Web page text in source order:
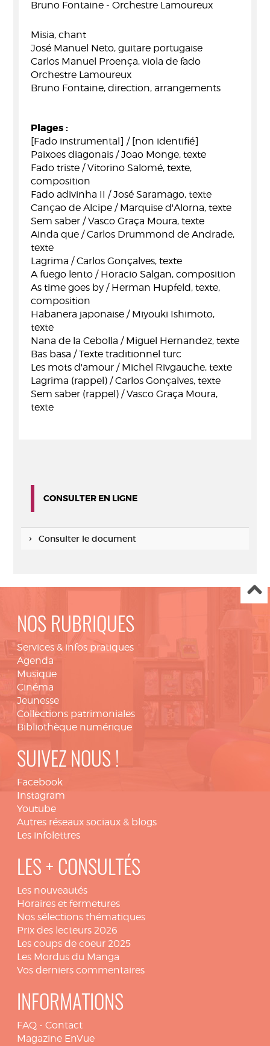
Bruno Fontaine - Orchestre Lamoureux
Misia, chant
José Manuel Neto, guitare portugaise
Carlos Manuel Proença, viola de fado
Orchestre Lamoureux
Bruno Fontaine, direction, arrangements
Plages :
[Fado instrumental] / [non identifié]
Paixoes diagonais / Joao Monge, texte
Fado triste / Vitorino Salomé, texte,
composition
Fado adivinha II / José Saramago, texte
Cançao de Alcipe / Marquise d'Alorna, texte
Sem saber / Vasco Graça Moura, texte
Ainda que / Carlos Drummond de Andrade,
texte
Lagrima / Carlos Gonçalves, texte
A fuego lento / Horacio Salgan, composition
As time goes by / Herman Hupfeld, texte,
composition
Habanera japonaise / Miyouki Ishimoto,
texte
Nana de la Cebolla / Miguel Hernandez, texte
Bas basa / Texte traditionnel turc
Les mots d'amour / Michel Rivgauche, texte
Lagrima (rappel) / Carlos Gonçalves, texte
Sem saber (rappel) / Vasco Graça Moura,
texte
CONSULTER EN LIGNE
Consulter le document
NOS RUBRIQUES
Services & infos pratiques
Agenda
Musique
Cinéma
Jeunesse
Collections patrimoniales
Bibliothèque numérique
SUIVEZ NOUS !
Facebook
Instagram
Youtube
Autres réseaux sociaux & blogs
Les infolettres
LES + CONSULTÉS
Les nouveautés
Horaires et fermetures
Nos sélections thématiques
Prix des lecteurs 2026
Les coups de coeur 2025
Les Mordus du Manga
Vos derniers commentaires
INFORMATIONS
FAQ - Contact
Magazine EnVue